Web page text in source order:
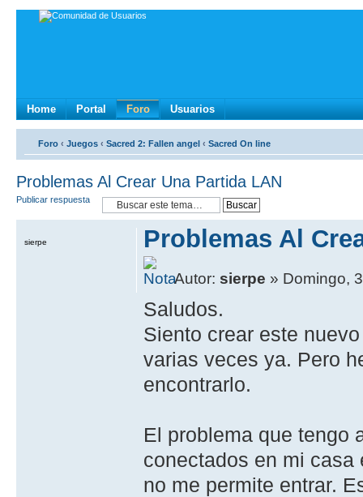
Home Portal Foro Usuarios
Foro ‹ Juegos ‹ Sacred 2: Fallen angel ‹ Sacred On line
Problemas Al Crear Una Partida LAN
Publicar respuesta
Problemas Al
Autor:sierpe » Domingo,
Saludos.
Siento crear este
varias veces ya. Pero
encontrarlo.
El problema que tengo
conectados en mi casa
no me permite entrar.
sierpe